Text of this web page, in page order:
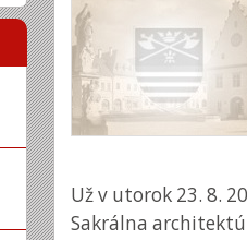
Už v utorok 23. 8.
Sakrálna